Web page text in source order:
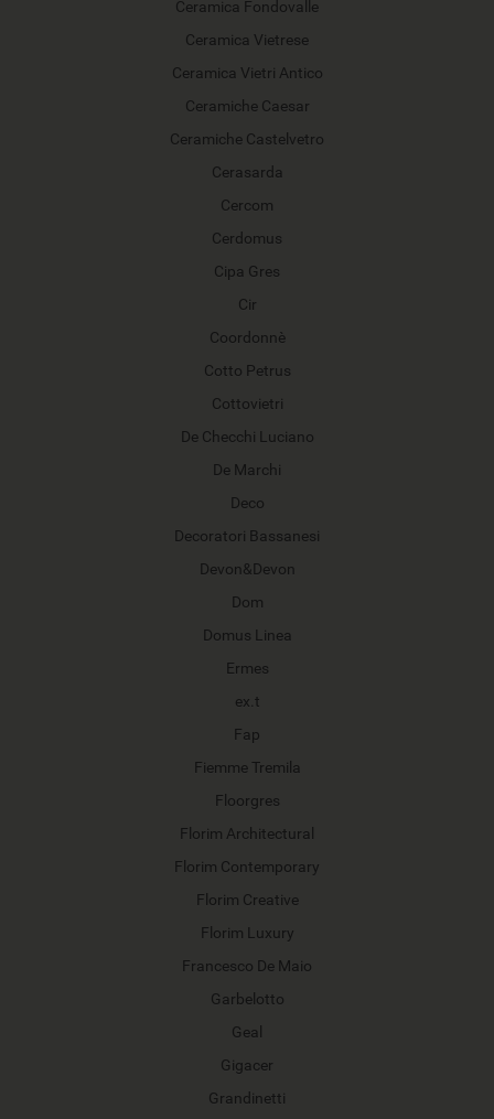
Ceramica Fondovalle
Ceramica Vietrese
Ceramica Vietri Antico
Ceramiche Caesar
Ceramiche Castelvetro
Cerasarda
Cercom
Cerdomus
Cipa Gres
Cir
Coordonnè
Cotto Petrus
Cottovietri
De Checchi Luciano
De Marchi
Deco
Decoratori Bassanesi
Devon&Devon
Dom
Domus Linea
Ermes
ex.t
Fap
Fiemme Tremila
Floorgres
Florim Architectural
Florim Contemporary
Florim Creative
Florim Luxury
Francesco De Maio
Garbelotto
Geal
Gigacer
Grandinetti